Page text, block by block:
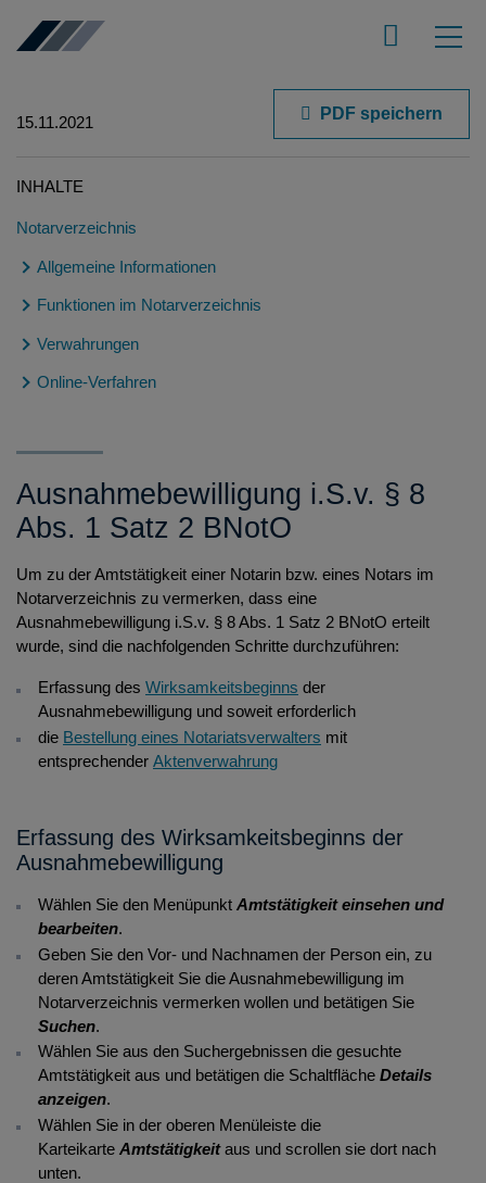
15.11.2021 PDF speichern
INHALTE
Notarverzeichnis
Allgemeine Informationen
Terminologie
Die Eintragung im Notarverzeichnis
Die Signatur
Support
Funktionen im Notarverzeichnis
Erfassen einer Person
Einsehen und Bearbeiten einer Person
Einsehen und Bearbeiten einer Notarvertreterbestellung
Löschen einer Notarvertreterbestellung
Bestellung eines Notars/Notariatsverwalters bzw. einer
Amtssitzverlegung eines Notars / einer Notarin
Namens- und Adressänderungen
Verwahrungen
Aktenverwahrung
Online-Verfahren
Ausnahmebewilligung i.S.v. § 8
Abs. 1 Satz 2 BNotO
Um zu der Amtstätigkeit einer Notarin bzw. eines Notars im
Notarverzeichnis zu vermerken, dass eine
Ausnahmebewilligung i.S.v. § 8 Abs. 1 Satz 2 BNotO erteilt
wurde, sind die nachfolgenden Schritte durchzuführen:
Erfassung des Wirksamkeitsbeginns der
Ausnahmebewilligung und soweit erforderlich
die Bestellung eines Notariatsverwalters mit
entsprechender Aktenverwahrung
Erfassung des Wirksamkeitsbeginns der
Ausnahmebewilligung
Wählen Sie den Menüpunkt Amtstätigkeit einsehen und
bearbeiten.
Geben Sie den Vor- und Nachnamen der Person ein, zu
deren Amtstätigkeit Sie die Ausnahmebewilligung im
Notarverzeichnis vermerken wollen und betätigen Sie
Suchen.
Wählen Sie aus den Suchergebnissen die gesuchte
Amtstätigkeit aus und betätigen die Schaltfläche Details
anzeigen.
Wählen Sie in der oberen Menüleiste die
Karteikarte Amtstätigkeitaus und scrollen sie dort nach
unten.